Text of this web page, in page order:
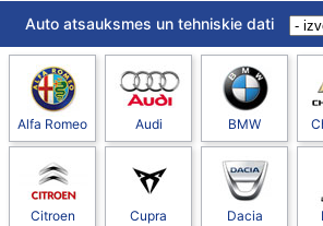
Auto atsauksmes un tehniskie dati
Alfa Romeo Audi BMW
Citroen Cupra Dacia